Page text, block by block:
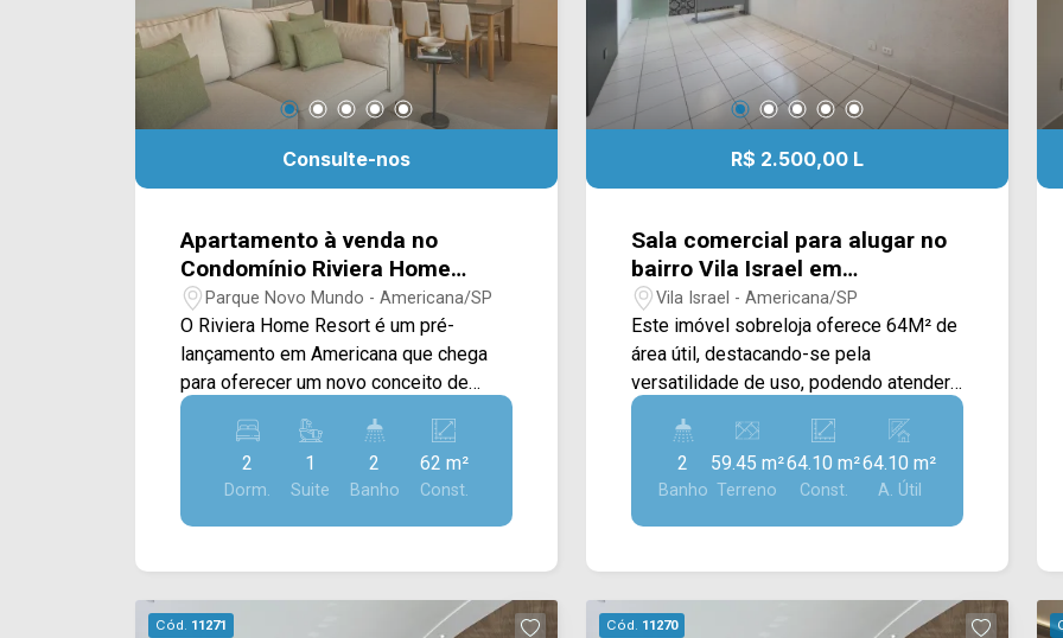
Consulte-nos
Apartamento à venda no
Condomínio Riviera Home
Resort em Americana/SP
Parque Novo Mundo - Americana/SP
O Riviera Home Resort é um pré-
lançamento em Americana que chega
para oferecer um novo conceito de
moradia, unindo conforto,
funcionalidade e qualidade de vida em
um condomínio com conceito Home
Resort. O empreendimento conta com
apartamentos de 62M², 65M² e 75M²,
pequenas famílias até quem busca
2
Dorm.
1
Suite
2
Banho
62 m²
Const.
R$ 2.500,00 L
Sala comercial para alugar no
bairro Vila Israel em
Americana/SP
Vila Israel - Americana/SP
Este imóvel sobreloja oferece 64M² de
área útil, destacando-se pela
versatilidade de uso, podendo atender
tanto fins comerciais quanto
residenciais. Uma excelente
oportunidade para profissionais,
investidores ou pessoas que buscam
um espaço funcional em uma
em 03 cômodos privativos,
2
Banho
59.45 m²
Terreno
64.10 m²
Const.
64.10 m²
A. Útil
Cód. 11271 Cód. 11270